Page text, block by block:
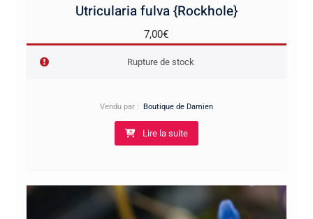
Utricularia fulva {Rockhole}
7,00€
Rupture de stock
Vendu par : Boutique de Damien
Lire la suite